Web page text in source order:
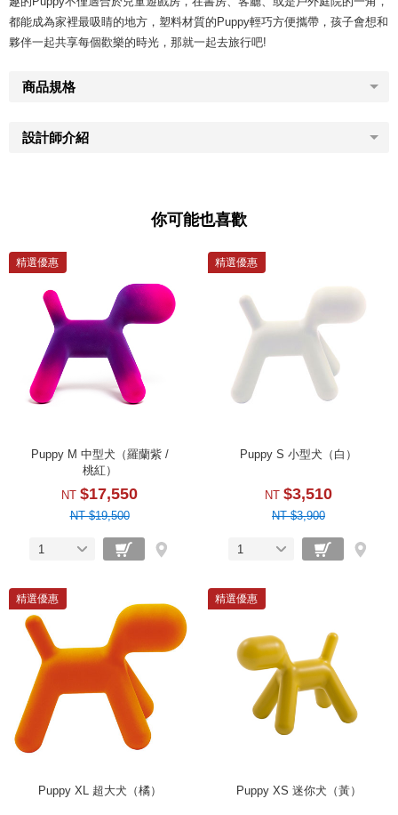
都能成為家裡最吸睛的地方，塑料材質的Puppy輕巧方便攜帶，孩子會想和
夥伴一起共享每個歡樂的時光，那就一起去旅行吧!
商品規格
設計師介紹
你可能也喜歡
精選優惠
Puppy M 中型犬（羅蘭紫 /
桃紅）
NT $17,550
NT $19,500
1
精選優惠
Puppy S 小型犬（白）
NT $3,510
NT $3,900
1
精選優惠
Puppy XL 超大犬（橘）
精選優惠
Puppy XS 迷你犬（黃）